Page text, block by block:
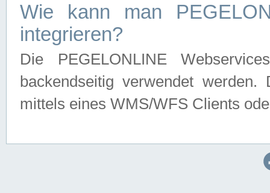
Wie kann man
integrieren?
Die PEGELONLINE
backendseitig verwendet
mittels eines WMS/WFS Clients